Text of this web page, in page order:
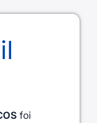
foi